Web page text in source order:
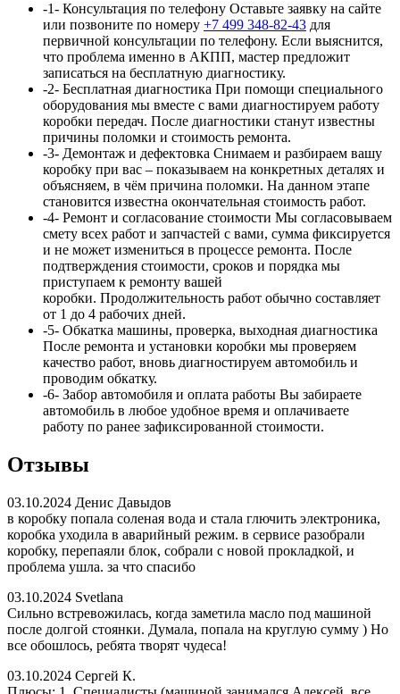
-1- Консультация по телефону Оставьте заявку на сайте
или позвоните по номеру +7 499 348-82-43 для
первичной консультации по телефону. Если выяснится,
что проблема именно в АКПП, мастер предложит
записаться на бесплатную диагностику.
-2- Бесплатная диагностика При помощи специального
оборудования мы вместе с вами диагностируем работу
коробки передач. После диагностики станут известны
причины поломки и стоимость ремонта.
-3- Демонтаж и дефектовка Снимаем и разбираем вашу
коробку при вас – показываем на конкретных деталях и
объясняем, в чём причина поломки. На данном этапе
становится известна окончательная стоимость работ.
-4- Ремонт и согласование стоимости Мы согласовываем
смету всех работ и запчастей с вами, сумма фиксируется
и не может измениться в процессе ремонта. После
подтверждения стоимости, сроков и порядка мы
приступаем к ремонту вашей
коробки. Продолжительность работ обычно составляет
от 1 до 4 рабочих дней.
-5- Обкатка машины, проверка, выходная диагностика
После ремонта и установки коробки мы проверяем
качество работ, вновь диагностируем автомобиль и
проводим обкатку.
-6- Забор автомобиля и оплата работы Вы забираете
автомобиль в любое удобное время и оплачиваете
работу по ранее зафиксированной стоимости.
Отзывы
03.10.2024 Денис Давыдов
в коробку попала соленая вода и стала глючить электроника,
коробка уходила в аварийный режим. в сервисе разобрали
коробку, перепаяли блок, собрали с новой прокладкой, и
проблема ушла. за что спасибо
03.10.2024 Svetlana
Сильно встревожилась, когда заметила масло под машиной
после долгой стоянки. Думала, попала на круглую сумму ) Но
все обошлось, ребята творят чудеса!
03.10.2024 Сергей К.